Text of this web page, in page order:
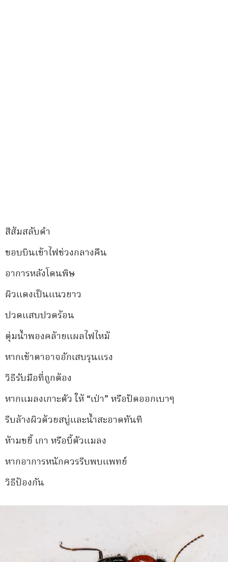
สีส้มสลับดำ
ชอบบินเข้าไฟช่วงกลางคืน
อาการหลังโดนพิษ
ผิวแดงเป็นแนวยาว
ปวดแสบปวดร้อน
ตุ่มน้ำพองคล้ายแผลไฟไหม้
หากเข้าตาอาจอักเสบรุนแรง
วิธีรับมือที่ถูกต้อง
หากแมลงเกาะตัว ให้ “เป่า” หรือปัดออกเบาๆ
รีบล้างผิวด้วยสบู่และน้ำสะอาดทันที
ห้ามขยี้ เกา หรือบี้ตัวแมลง
หากอาการหนักควรรีบพบแพทย์
วิธีป้องกัน